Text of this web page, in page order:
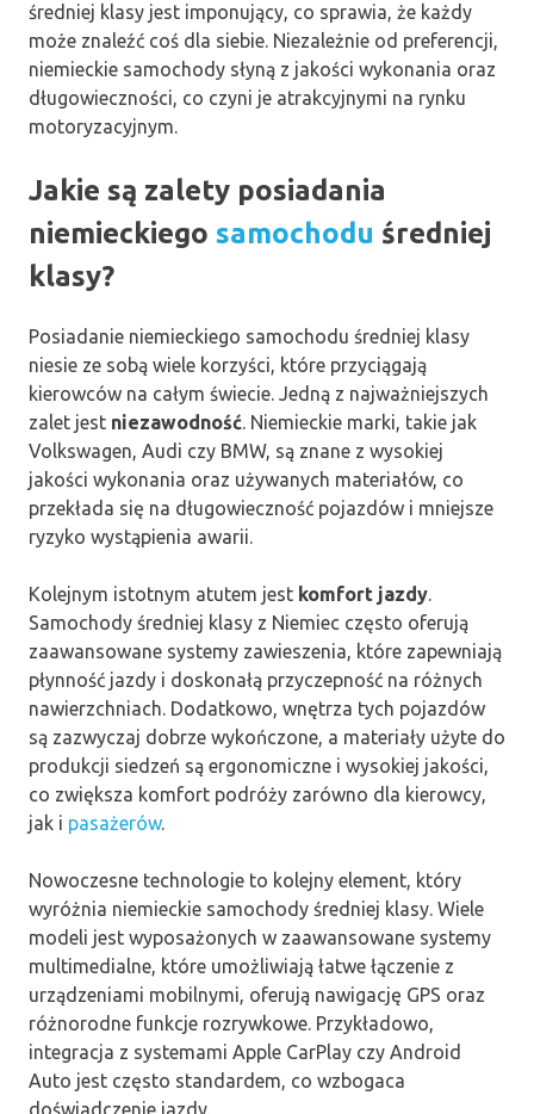
średniej klasy jest imponujący, co sprawia, że każdy
może znaleźć coś dla siebie. Niezależnie od preferencji,
niemieckie samochody słyną z jakości wykonania oraz
długowieczności, co czyni je atrakcyjnymi na rynku
motoryzacyjnym.
Jakie są zalety posiadania
niemieckiego samochodu średniej
klasy?
Posiadanie niemieckiego samochodu średniej klasy
niesie ze sobą wiele korzyści, które przyciągają
kierowców na całym świecie. Jedną z najważniejszych
zalet jest niezawodność. Niemieckie marki, takie jak
Volkswagen, Audi czy BMW, są znane z wysokiej
jakości wykonania oraz używanych materiałów, co
przekłada się na długowieczność pojazdów i mniejsze
ryzyko wystąpienia awarii.
Kolejnym istotnym atutem jest komfort jazdy.
Samochody średniej klasy z Niemiec często oferują
zaawansowane systemy zawieszenia, które zapewniają
płynność jazdy i doskonałą przyczepność na różnych
nawierzchniach. Dodatkowo, wnętrza tych pojazdów
są zazwyczaj dobrze wykończone, a materiały użyte do
produkcji siedzeń są ergonomiczne i wysokiej jakości,
co zwiększa komfort podróży zarówno dla kierowcy,
jak i pasażerów.
Nowoczesne technologie to kolejny element, który
wyróżnia niemieckie samochody średniej klasy. Wiele
modeli jest wyposażonych w zaawansowane systemy
multimedialne, które umożliwiają łatwe łączenie z
urządzeniami mobilnymi, oferują nawigację GPS oraz
różnorodne funkcje rozrywkowe. Przykładowo,
integracja z systemami Apple CarPlay czy Android
Auto jest często standardem, co wzbogaca
doświadczenie jazdy.